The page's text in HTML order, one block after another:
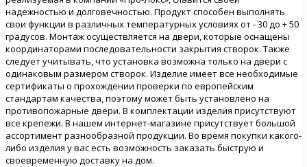
надежностью и долговечностью. Продукт способен выполнять
свои функции в различных температурных условиях от - 30 до + 50
градусов. Монтаж осуществляется на двери, которые оснащены
координаторами последовательности закрытия створок. Также
следует учитывать, что установка возможна только на двери с
одинаковым размером створок. Изделие имеет все необходимые
сертификаты о прохождении проверки по европейским
стандартам качества, поэтому может быть установлено на
противопожарные двери. В комплектации изделия присутствуют
все крепежи. В нашем интернет-магазине присутствует большой
ассортимент разнообразной продукции. Во время покупки какого-
либо изделия у вас есть возможность заказать быструю и
своевременную доставку на дом.